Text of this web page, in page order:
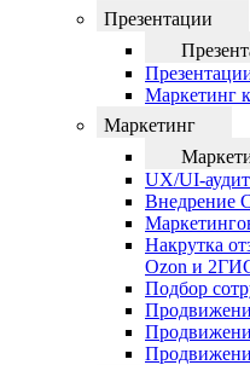
Презентации
Маркетинг
Маркетинг
UX/UI-
Внедрение
Накрутка
Ozon и
Подбор